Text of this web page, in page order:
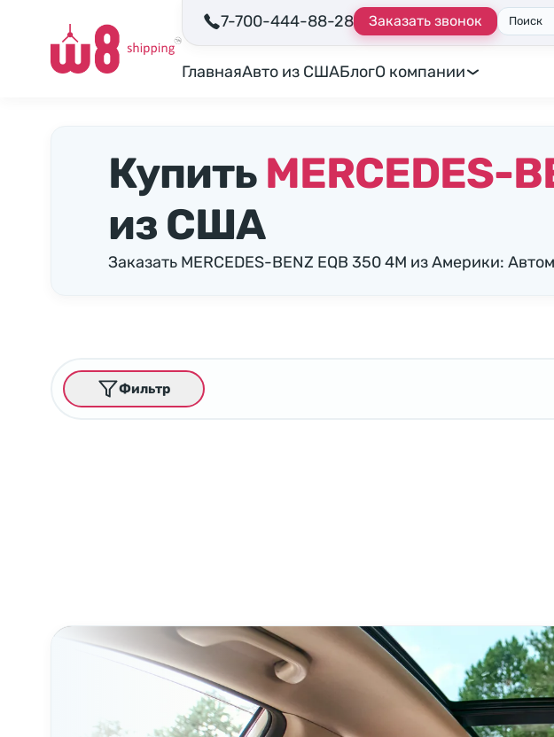
7-700-444-88-28 Заказать звонок Поиск
ГлавнаяАвто из СШАБлогО компании
Купить MERCEDES-
из США
Заказать MERCEDES-BENZ EQB 350 4M из Америки:
Фильтр